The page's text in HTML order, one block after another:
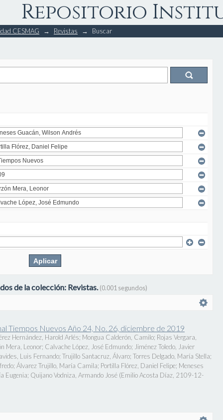
Repositorio
CESMAG → Revistas → Buscar
de la colección: Revistas.(0.001 segundos)
Tiempos Nuevos Año 24, No. 26, diciembre de 2019
Hernández, Harold Arlés; Mongua Calderón, Camilo; Rojas Vergara,
Mera, Leonor; Calvache López, José Edmundo; Jiménez Toledo, Javier
Luis Fernando; Trujillo Santacruz, Álvaro; Torres Delgado, María Stella;
; Álvarez Trujillo, María Camila; Portilla Flórez, Daniel Felipe; Meneses
Eugenia; Quijano Vodniza, Armando José (Emilio Acosta Díaz 2109-12-